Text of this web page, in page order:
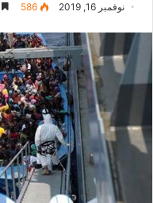
نوفمبر 16, 2019 586